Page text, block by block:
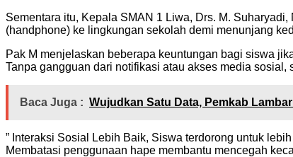
Sementara itu, Kepala SMAN 1 Liwa, Drs. M.
(handphone) ke lingkungan sekolah demi menunjang
Pak M menjelaskan beberapa keuntungan bagi siswa
Tanpa gangguan dari notifikasi atau akses media
Baca Juga : Wujudkan Satu Data, Pemkab
” Interaksi Sosial Lebih Baik, Siswa terdorong untuk
Membatasi penggunaan hape membantu mencegah